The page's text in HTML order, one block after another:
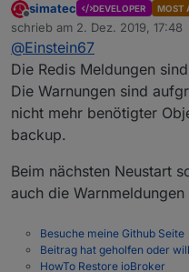
backitup.0
backitup.0
backitup.0
backitup.0
backitup.0
backitup.0
backitup.0
backitup.0
backitup.0
backitup.0
backitup.0
backitup.0
EDIT: Und diese
seltsam. Ich
Offline
simatec DEVELOPER MOST
schrieb am 2. Dez. 2019, 17:48
zuletzt editiert von
@Einstein67
Die Redis Meldungen
Die Warnungen sind
nicht mehr benötigter
backup.
Beim nächsten Neustart
auch die
Besuche meine Github Seite
Beitrag hat geholfen oder
HowTo Restore ioBroker